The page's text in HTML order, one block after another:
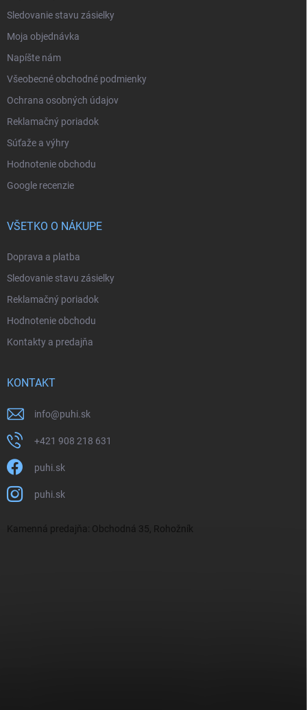
Sledovanie stavu zásielky
Moja objednávka
Napíšte nám
Všeobecné obchodné podmienky
Ochrana osobných údajov
Reklamačný poriadok
Súťaže a výhry
Hodnotenie obchodu
Google recenzie
VŠETKO O NÁKUPE
Doprava a platba
Sledovanie stavu zásielky
Reklamačný poriadok
Hodnotenie obchodu
Kontakty a predajňa
KONTAKT
info@puhi.sk
+421 908 218 631
puhi.sk
puhi.sk
Kamenná predajňa: Obchodná 35, Rohožník